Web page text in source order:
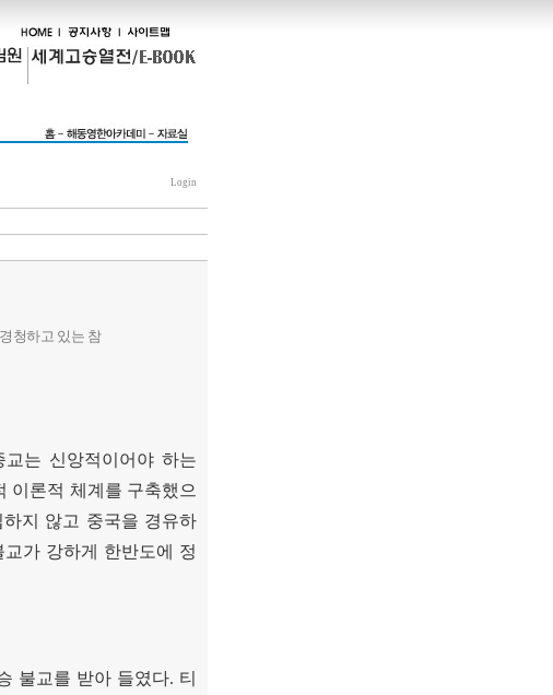
Login
청하고 있는 참
교는 신앙적이어야 하는
이론적 체계를 구축했으
지 않고 중국을 경유하
가 강하게 한반도에 정
불교를 받아 들였다. 티